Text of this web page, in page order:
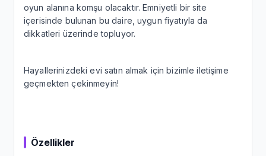
oyun alanına komşu olacaktır. Emniyetli bir site
içerisinde bulunan bu daire, uygun fiyatıyla da
dikkatleri üzerinde topluyor.
Hayallerinizdeki evi satın almak için bizimle iletişime
geçmekten çekinmeyin!
Özellikler